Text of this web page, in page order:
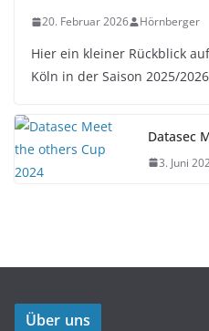
20. Februar 2026 Hörnberger
Hier ein kleiner Rückblick
Köln in der Saison 2025/2026
Datasec
3. Juni
Über uns